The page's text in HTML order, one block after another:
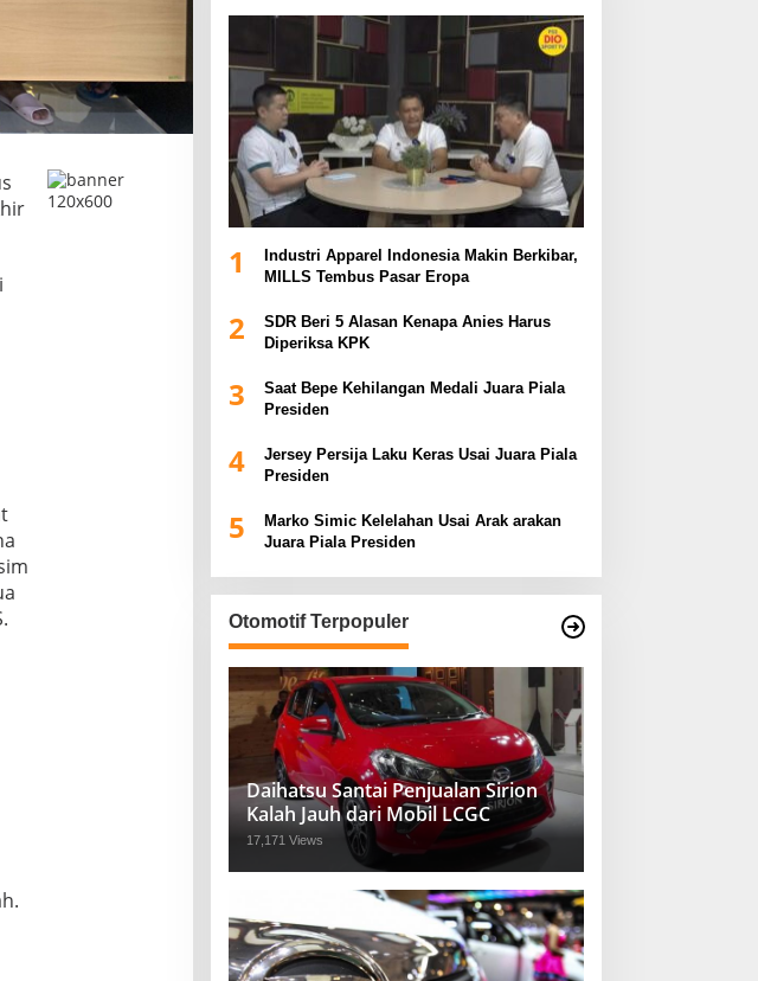
1
Industri Apparel Indonesia Makin Berkibar,
MILLS Tembus Pasar Eropa
2
SDR Beri 5 Alasan Kenapa Anies Harus
Diperiksa KPK
3
Saat Bepe Kehilangan Medali Juara Piala
Presiden
4
Jersey Persija Laku Keras Usai Juara Piala
Presiden
5
Marko Simic Kelelahan Usai Arak arakan
Juara Piala Presiden
Otomotif Terpopuler
Daihatsu Santai Penjualan Sirion
Kalah Jauh dari Mobil LCGC
17,171 Views